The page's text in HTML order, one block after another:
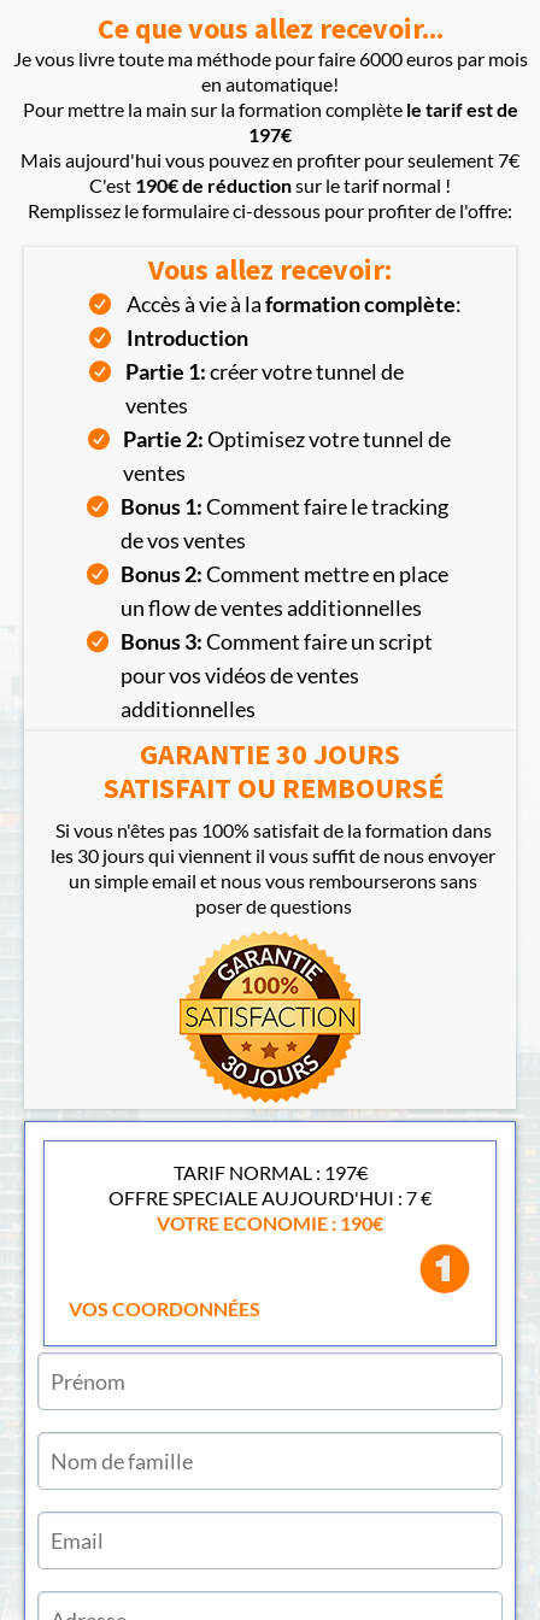
Ce que vous allez recevoir...
Je vous livre toute ma méthode pour faire 6000 euros par mois
en automatique!
Pour mettre la main sur la formation complète le tarif est de
197€
Mais aujourd'hui vous pouvez en profiter pour seulement 7€
C'est 190€ de réductionsur le tarif normal !
Remplissez le formulaire ci-dessous pour profiter de l'offre:
Vous allez recevoir:
Accès à vie à laformation complète:
Introduction
Partie 1:créer votre tunnel de
ventes
Partie 2:Optimisez votre tunnel de
ventes
Bonus 1:Comment faire le tracking
de vos ventes
Bonus 2:Comment mettre en place
un flow de ventes additionnelles
Bonus 3:Comment faire un script
pour vos vidéos de ventes
additionnelles
GARANTIE 30 JOURS
SATISFAIT OU REMBOURSÉ
Si vous n'êtes pas 100% satisfait de la formation dans
les 30 jours qui viennent il vous suffit de nous envoyer
un simple email et nous vous rembourserons sans
poser de questions
TARIF NORMAL : 197€
OFFRE SPECIALE AUJOURD'HUI : 7 €
VOTRE ECONOMIE : 190€
VOS COORDONNÉES